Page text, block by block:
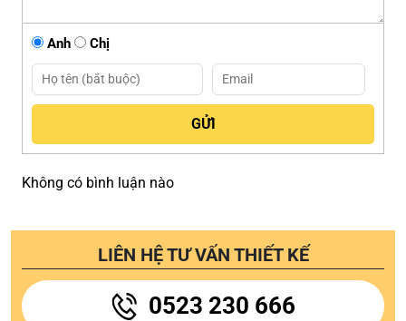
Anh Chị
Không có bình luận nào
LIÊN HỆ TƯ VẤN THIẾT KẾ
0523 230 666